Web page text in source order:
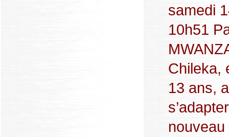
samedi
10h51
Chileka,
13 ans,